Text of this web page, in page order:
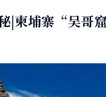
|柬埔寨“吴哥